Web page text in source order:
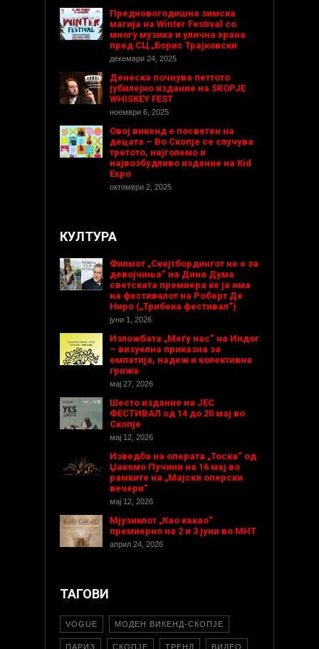
Предновогодишнa зимска
магија на Winter Festival со
многу музика и улична храна
пред СЦ „Борис Трајковски
декември 24, 2025
Денеска почнува петтото
јубилејно издание на SKOPJE
WHISKEY FEST
ноември 6, 2025
Овој викенд е посветен на
децата – Во Скопје се случува
третото, најголемо и
највозбудливо издание на Kid
Expo
октомври 2, 2025
КУЛТУРА
Филмот „Скејтбордингот не е за
девојчиња“ на Дина Дума
светската премиера ќе ја има
на фестивалот на Роберт Де
Ниро („Трибека фестивал“)
јуни 1, 2026
Изложбата „Меѓу нас“ на Индог
– визуелна приказна за
емпатија, надеж и колективна
грижа
мај 27, 2026
Шесто издание на ЈЕС
ФЕСТИВАЛ од 14 до 20 мај во
Скопје
мај 12, 2026
Изведба на операта „Тоска“ од
Џакомо Пучини на 16 мај во
рамките на „Мајски оперски
вечери“
мај 12, 2026
Мјузиклот „Као какао“
премиерно на 2 и 3 јуни во МНТ
април 24, 2026
ТАГОВИ
VOGUE МОДЕН ВИКЕНД-СКОПЈЕ
ПАРИЗ СКОПЈЕ ТРЕНД ВИДЕО